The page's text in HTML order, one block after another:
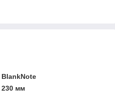
BlankNote
230 мм